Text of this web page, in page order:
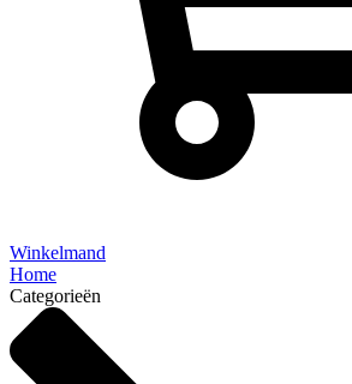
Winkelmand
Home
Categorieën